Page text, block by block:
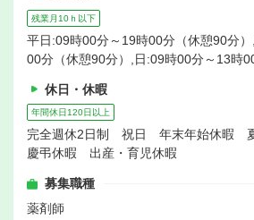
残業月10ｈ以下
平日:09時00分～19時00分（休憩90分
00分（休憩90分）,日:09時00分～13時
休日・休暇
年間休日120日以上
完全週休2日制 祝日 年末年始休暇
慶弔休暇 出産・育児休暇
募集職種
薬剤師